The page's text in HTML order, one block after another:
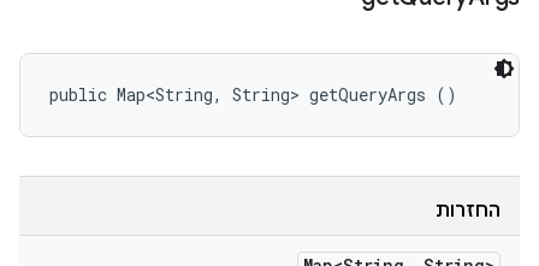
public Map<String, String> getQueryArgs ()
החזרות